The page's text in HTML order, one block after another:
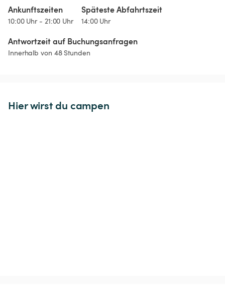
Ankunftszeiten
10:00 Uhr - 21:00 Uhr
Späteste Abfahrtszeit
14:00 Uhr
Antwortzeit auf Buchungsanfragen
Innerhalb von 48 Stunden
Hier wirst du campen